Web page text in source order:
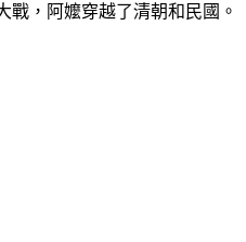
戰，阿嬤穿越了清朝和民國。